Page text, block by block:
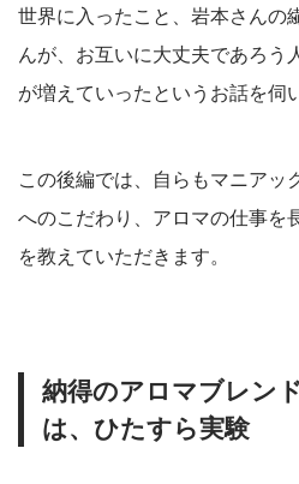
世界に入ったこと、岩本さんの
んが、お互いに大丈夫であろう
が増えていったというお話を伺
この後編では、自らもマニアッ
へのこだわり、アロマの仕事を
を教えていただきます。
納得のアロマブレン
は、ひたすら実験